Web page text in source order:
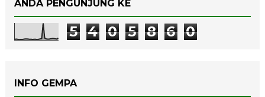
ANDA PENGUNJUNG KE
5 4 0 5 8 6 0
INFO GEMPA